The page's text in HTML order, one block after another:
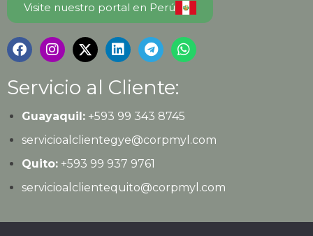
Visite nuestro portal en Perú
Servicio al Cliente:
Guayaquil:+593 99 343 8745
servicioalclientegye@corpmyl.com
Quito:+593 99 937 9761
servicioalclientequito@corpmyl.com